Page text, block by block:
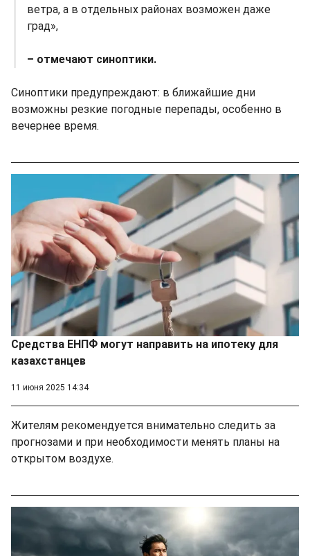
ветра, а в отдельных районах возможен даже
град»,
– отмечают синоптики.
Синоптики предупреждают: в ближайшие дни
возможны резкие погодные перепады, особенно в
вечернее время.
Средства ЕНПФ могут направить на ипотеку для
казахстанцев
11 июня 2025 14:34
Жителям рекомендуется внимательно следить за
прогнозами и при необходимости менять планы на
открытом воздухе.